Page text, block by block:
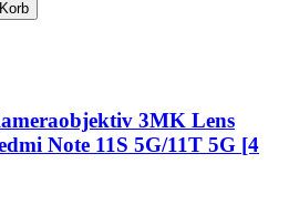
3MK Lens
Note 11S 5G/11T 5G [4